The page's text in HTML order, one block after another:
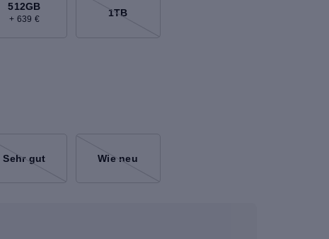
512GB
+ 639 €
1TB
Sehr gut Wie neu